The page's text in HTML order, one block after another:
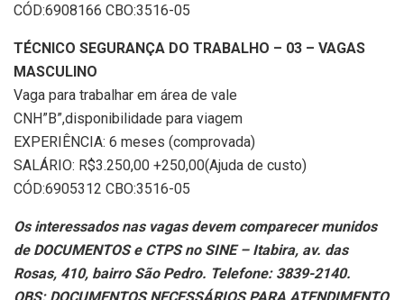
CÓD:6908166 CBO:3516-05
TÉCNICO SEGURANÇA DO TRABALHO – 03 – VAGAS
MASCULINO
Vaga para trabalhar em área de vale
CNH”B”,disponibilidade para viagem
EXPERIÊNCIA: 6 meses (comprovada)
SALÁRIO: R$3.250,00 +250,00(Ajuda de custo)
CÓD:6905312 CBO:3516-05
Os interessados nas vagas devem comparecer munidos
de DOCUMENTOS e CTPS no SINE – Itabira, av. das
Rosas, 410, bairro São Pedro. Telefone: 3839-2140.